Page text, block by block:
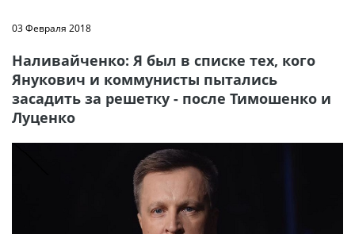
03 Февраля 2018
Наливайченко: Я был в списке тех, кого
Янукович и коммунисты пытались
засадить за решетку - после Тимошенко и
Луценко